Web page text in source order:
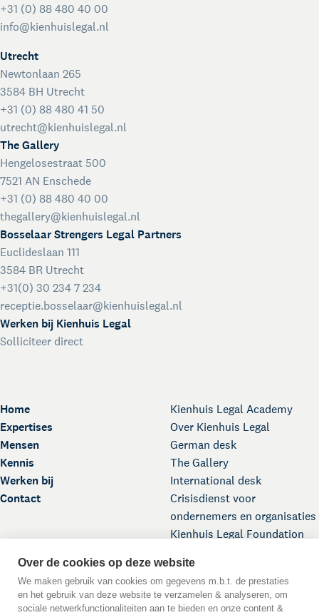
Home
Expertises
Mensen
Kennis
Werken bij
Contact
Kienhuis Legal Academy
Over Kienhuis Legal
German desk
The Gallery
International desk
Crisisdienst voor
ondernemers en organisaties
Kienhuis Legal Foundation
+31 (0) 88 480 40 00
info@kienhuislegal.nl
Utrecht
Newtonlaan 265
3584 BH Utrecht
+31 (0) 88 480 41 50
utrecht@kienhuislegal.nl
The Gallery
Hengelosestraat 500
7521 AN Enschede
+31 (0) 88 480 40 00
thegallery@kienhuislegal.nl
Bosselaar Strengers Legal Partners
Euclideslaan 111
3584 BR Utrecht
+31(0) 30 234 7 234
receptie.bosselaar@kienhuislegal.nl
Werken bij Kienhuis Legal
Solliciteer direct
Over de cookies op deze website
We maken gebruik van cookies om gegevens m.b.t. de prestaties
en het gebruik van deze website te verzamelen & analyseren, om
sociale netwerkfunctionaliteiten aan te bieden en onze content &